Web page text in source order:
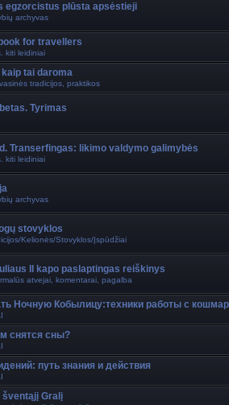
egzorcistus plūsta apsėstieji
archyvas
for travellers
kiti leidiniai
tai daroma
tradicijos, praktikos
Tyrimas
Transerfingas: likimo valdymo galimybės
kiti leidiniai
archyvas
stovyklos
Kelionės/Stovyklos/Įspūdžiai
II kapo paslaptingas reiškinys
atvejai, komentarai, pagalba
Ночную Кобылицу:техники работы с
снятся сны?
путь знания и действия
šventąjį Gralį